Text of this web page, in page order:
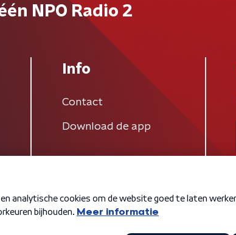
NPO Radio 2
Info
Contact
Download de app